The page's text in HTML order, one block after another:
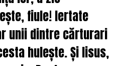
fiule! Iertate
unii dintre cărturari
hulește. Și Iisus,